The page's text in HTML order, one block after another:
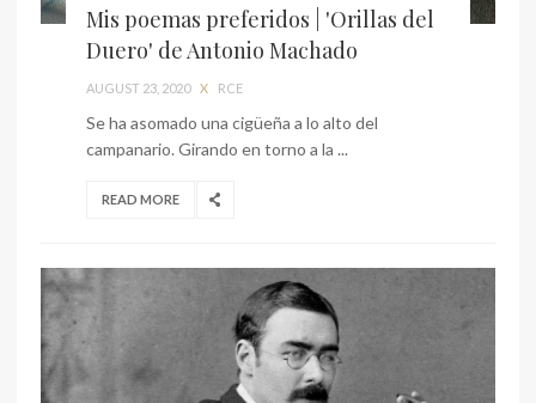
Mis poemas preferidos | 'Orillas del
Duero' de Antonio Machado
AUGUST 23, 2020 X RCE
Se ha asomado una cigüeña a lo alto del
campanario. Girando en torno a la ...
READ MORE